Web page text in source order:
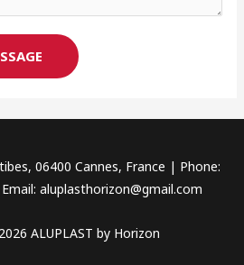
06400 Cannes, France | Phone:
aluplasthorizon@gmail.com
ALUPLAST by Horizon